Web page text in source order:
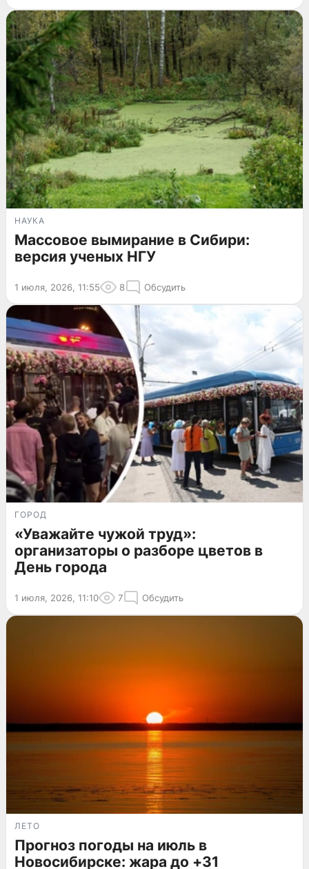
НАУКА
Массовое вымирание в Сибири:
версия ученых НГУ
1 июля, 2026, 11:55 8 Обсудить
ГОРОД
«Уважайте чужой труд»:
организаторы о разборе цветов в
День города
1 июля, 2026, 11:10 7 Обсудить
ЛЕТО
Прогноз погоды на июль в
Новосибирске: жара до +31